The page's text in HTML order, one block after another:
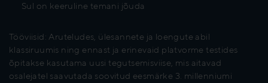
Sul on keeruline temani jõuda
Tööviisid: Aruteludes, ülesannete ja loengute abil
klassiruumis ning ennast ja erinevaid platvorme testides
õpitakse kasutama uusi tegutsemisviise, mis aitavad
osalejatel saavutada soovitud eesmärke 3. millenniumi